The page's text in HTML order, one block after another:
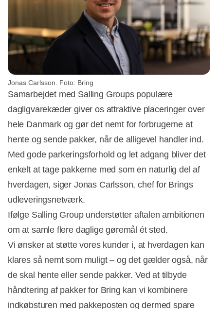
Jonas Carlsson. Foto: Bring
Samarbejdet med Salling Groups populære
dagligvarekæder giver os attraktive placeringer over
hele Danmark og gør det nemt for forbrugerne at
hente og sende pakker, når de alligevel handler ind.
Med gode parkeringsforhold og let adgang bliver det
enkelt at tage pakkerne med som en naturlig del af
hverdagen, siger Jonas Carlsson, chef for Brings
udleveringsnetværk.
Ifølge Salling Group understøtter aftalen ambitionen
om at samle flere daglige gøremål ét sted.
Vi ønsker at støtte vores kunder i, at hverdagen kan
klares så nemt som muligt – og det gælder også, når
de skal hente eller sende pakker. Ved at tilbyde
håndtering af pakker for Bring kan vi kombinere
indkøbsturen med pakkeposten og dermed spare